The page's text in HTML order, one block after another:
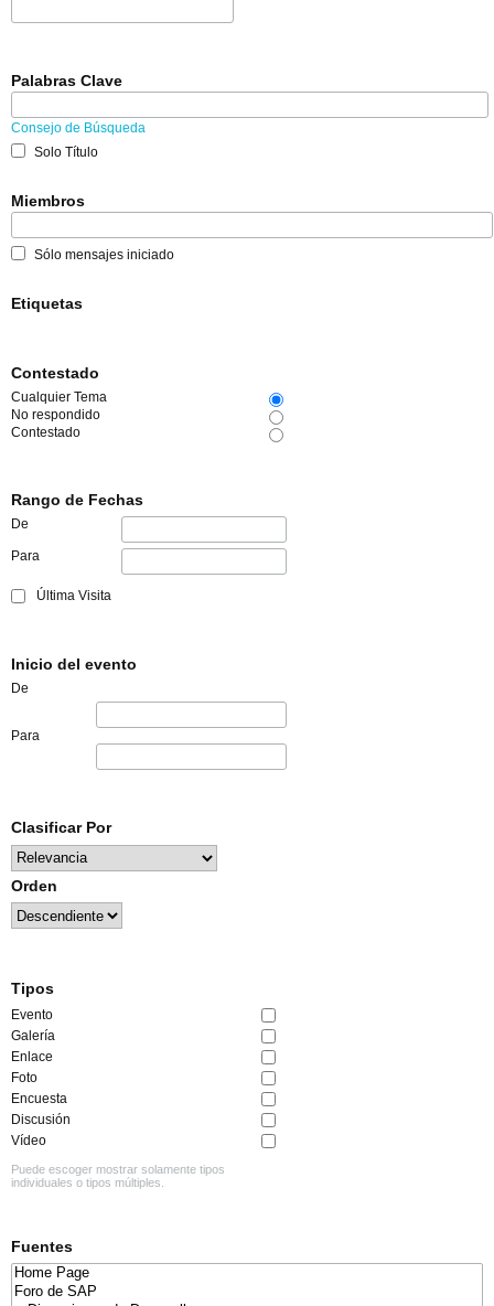
Palabras Clave
Consejo de Búsqueda
Solo Título
Miembros
Sólo mensajes iniciado
Etiquetas
Contestado
Cualquier Tema
No respondido
Contestado
Rango de Fechas
De
Para
Última Visita
Inicio del evento
De
Para
Clasificar Por
Orden
Tipos
Evento
Galería
Enlace
Foto
Encuesta
Discusión
Vídeo
Puede escoger mostrar solamente tipos
individuales o tipos múltiples.
Fuentes